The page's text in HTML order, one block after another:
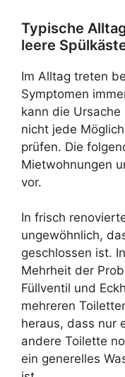
Typische
leere
Im Alltag treten
Symptomen
kann die
nicht jede
prüfen. Die
Mietwohnungen
vor.
In frisch
ungewöhnlich,
geschlossen ist.
Mehrheit der
Füllventil und
mehreren
heraus, dass nur
andere Toilette
ein generelles